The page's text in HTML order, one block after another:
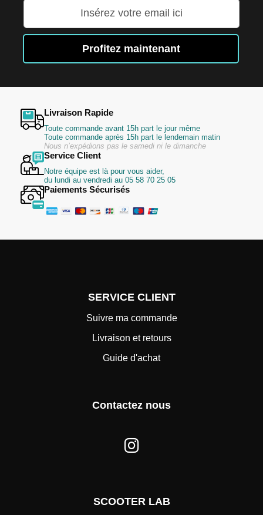
notre
d’information
Profitez maintenant
Livraison Rapide
Toute commande avant 15h part le jour même
Toute commande après 15h part le lendemain matin
Nous n’expédions pas le samedi ni le dimanche
Service Client
Notre équipe est là pour vous aider,
du lundi au vendredi au 05 58 70 25 05
Paiements Sécurisés
SERVICE CLIENT
Suivre ma commande
Livraison et retours
Guide d'achat
Contactez nous
SCOOTER LAB